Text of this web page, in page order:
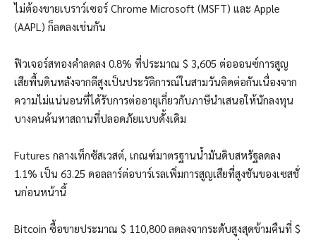
ไม่ต้องขายเบราว์เซอร์ Chrome Microsoft (MSFT) และ Apple
(AAPL) ก็ลดลงเช่นกัน
ฟิวเจอร์สทองคำลดลง 0.8% ที่ประมาณ $ 3,605 ต่อออนซ์การสูญ
เสียพื้นดินหลังจากตีสูงเป็นประวัติการณ์ในสามวันติดต่อกันเนื่องจาก
ความไม่แน่นอนที่ได้รับการต่ออายุเกี่ยวกับภาษีนำเสนอให้นักลงทุน
บางคนค้นหาสถานที่ปลอดภัยแบบดั้งเดิม
Futures กลางเท็กซัสเวสต์, เกณฑ์มาตรฐานน้ำมันดิบสหรัฐลดลง
1.1% เป็น 63.25 ดอลลาร์ต่อบาร์เรลเพิ่มการสูญเสียที่สูงชันของเซสชั่
นก่อนหน้านี้
Bitcoin ซื้อขายประมาณ $ 110,800 ลดลงจากระดับสูงสุดข้ามคืนที่ $